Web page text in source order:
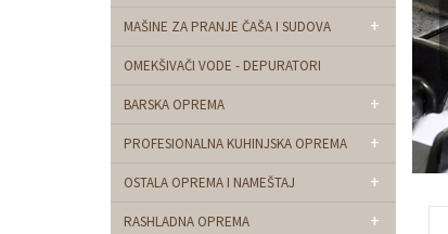
MAŠINE ZA PRANJE ČAŠA I SUDOVA +
OMEKŠIVAČI VODE - DEPURATORI
BARSKA OPREMA +
PROFESIONALNA KUHINJSKA OPREMA +
OSTALA OPREMA I NAMEŠTAJ +
RASHLADNA OPREMA +